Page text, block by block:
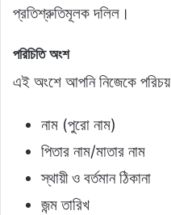
প্রতিশ্রুতিমূলক দলিল।
পরিচিতি অংশ
এই অংশে আপনি নিজেকে
নাম (পুরো নাম)
পিতার নাম/মাতার নাম
স্থায়ী ও বর্তমান ঠিকানা
জন্ম তারিখ